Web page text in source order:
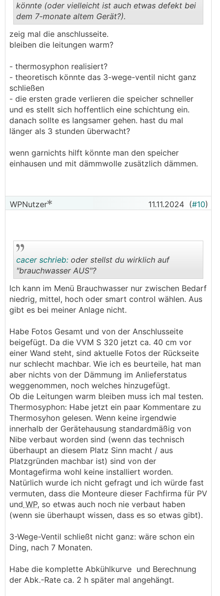
..
könnte (oder vielleicht ist auch etwas defekt bei
dem 7-monate altem Gerät?).
zeig mal die anschlusseite.
bleiben die leitungen warm?
- thermosyphon realisiert?
- theoretisch könnte das 3-wege-ventil nicht ganz
schließen
- die ersten grade verlieren die speicher schneller
und es stellt sich hoffentlich eine schichtung ein.
danach sollte es langsamer gehen. hast du mal
länger als 3 stunden überwacht?
wenn garnichts hilft könnte man den speicher
einhausen und mit dämmwolle zusätzlich dämmen.
WPNutzer 11.11.2024 (#10)
..
cacer schrieb: oder stellst du wirklich auf
"brauchwasser AUS"?
Ich kann im Menü Brauchwasser nur zwischen Bedarf
niedrig, mittel, hoch oder smart control wählen. Aus
gibt es bei meiner Anlage nicht.
Habe Fotos Gesamt und von der Anschlusseite
beigefügt. Da die VVM S 320 jetzt ca. 40 cm vor
einer Wand steht, sind aktuelle Fotos der Rückseite
nur schlecht machbar. Wie ich es beurteile, hat man
aber nichts von der Dämmung im Anlieferstatus
weggenommen, noch welches hinzugefügt.
Ob die Leitungen warm bleiben muss ich mal testen.
Thermosyphon: Habe jetzt ein paar Kommentare zu
Thermosyhon gelesen. Wenn keine irgendwie
innerhalb der Gerätehausung standardmäßig von
Nibe verbaut worden sind (wenn das technisch
überhaupt an diesem Platz Sinn macht / aus
Platzgründen machbar ist) sind von der
Montagefirma wohl keine installiert worden.
Natürlich wurde ich nicht gefragt und ich würde fast
vermuten, dass die Monteure dieser Fachfirma für PV
und WP, so etwas auch noch nie verbaut haben
(wenn sie überhaupt wissen, dass es so etwas gibt).
3-Wege-Ventil schließt nicht ganz: wäre schon ein
Ding, nach 7 Monaten.
Habe die komplette Abkühlkurve und Berechnung
der Abk.-Rate ca. 2 h später mal angehängt.